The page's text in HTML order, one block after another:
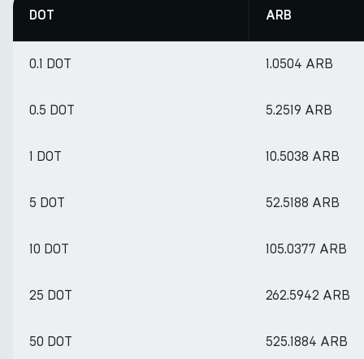
DOT ARB
0.1 DOT 1.0504 ARB
0.5 DOT 5.2519 ARB
1 DOT 10.5038 ARB
5 DOT 52.5188 ARB
10 DOT 105.0377 ARB
25 DOT 262.5942 ARB
50 DOT 525.1884 ARB